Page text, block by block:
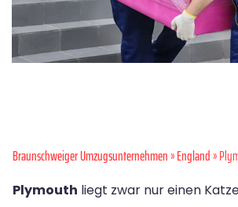
Braunschweiger Umzugsunternehmen»England»
Plymouth liegt zwar nur einen